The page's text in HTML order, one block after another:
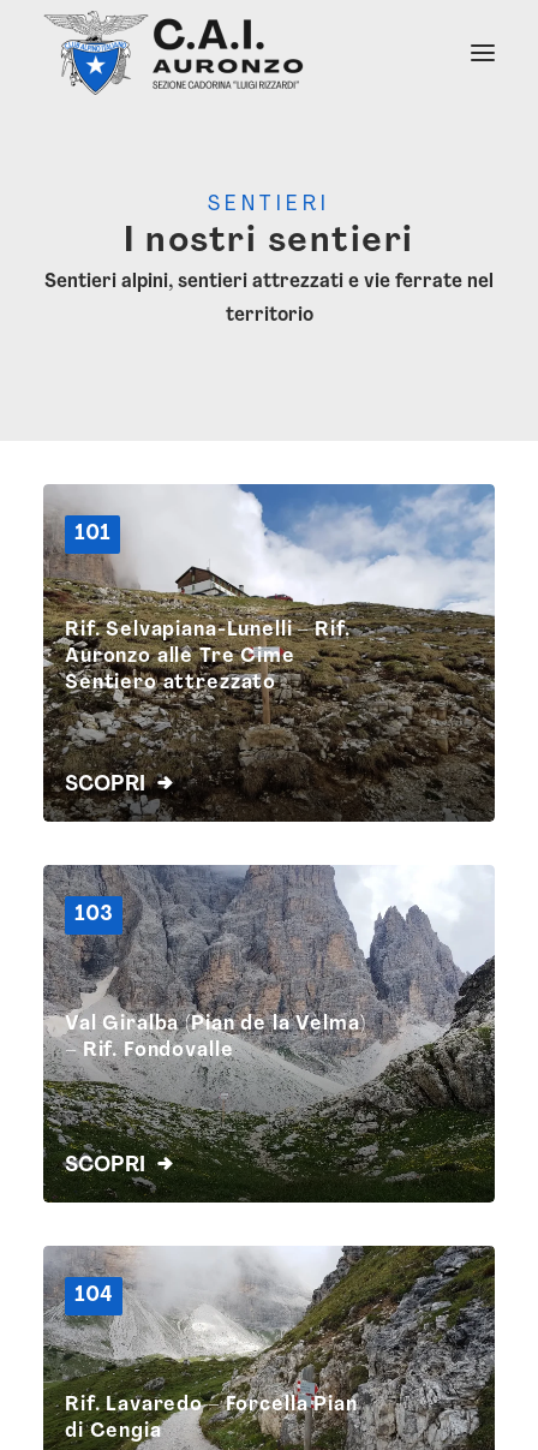
Soccorso Alpino
Attività
Sentieri
SENTIERI
I nostri sentieri
Sentieri alpini, sentieri attrezzati e vie ferrate nel
territorio
101
Rif. Selvapiana-Lunelli – Rif.
Auronzo alle Tre Cime
Sentiero attrezzato
SCOPRI
103
Val Giralba (Pian de la Vèlma)
– Rif. Fondovalle
SCOPRI
104
Rif. Lavaredo – Forcella Pian
di Cengia